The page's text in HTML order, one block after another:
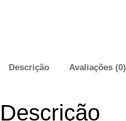
Descrição
Avaliações (0)
Descrição